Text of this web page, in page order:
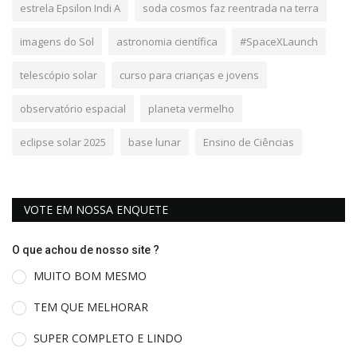
estrela Epsilon Indi A soda cosmos faz reentrada na terra
imagens do Sol astronomia científica #SpaceXLaunch
telescópio solar curso para crianças e jovens
observatório espacial planeta vermelho
eclipse solar 2025 base lunar Ensino de Ciências
VOTE EM NOSSA ENQUETE
O que achou de nosso site ?
MUITO BOM MESMO
TEM QUE MELHORAR
SUPER COMPLETO E LINDO